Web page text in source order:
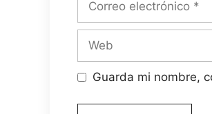
Web
Guarda mi nombre,